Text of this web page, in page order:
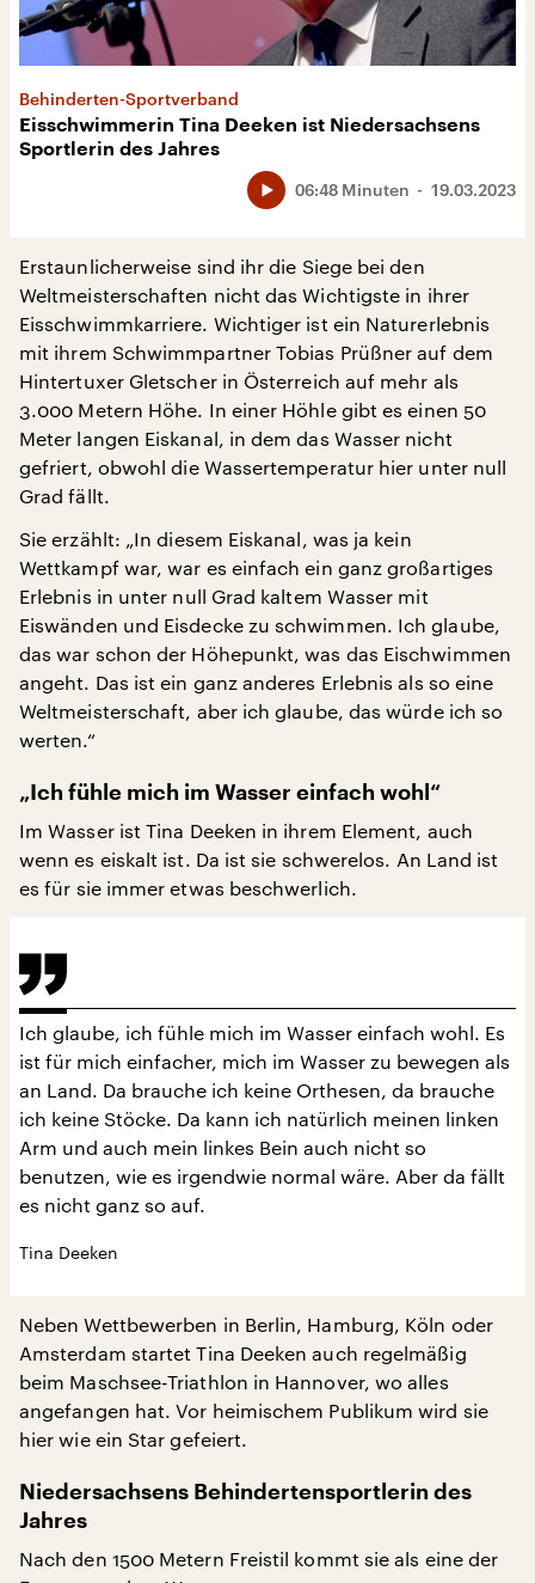
Behinderten-Sportverband
Eisschwimmerin Tina Deeken ist Niedersachsens
Sportlerin des Jahres
19.03.2023
06:48 Minuten
Erstaunlicherweise sind ihr die Siege bei den
Weltmeisterschaften nicht das Wichtigste in ihrer
Eisschwimmkarriere. Wichtiger ist ein Naturerlebnis
mit ihrem Schwimmpartner Tobias Prüßner auf dem
Hintertuxer Gletscher in Österreich auf mehr als
3.000 Metern Höhe. In einer Höhle gibt es einen 50
Meter langen Eiskanal, in dem das Wasser nicht
gefriert, obwohl die Wassertemperatur hier unter null
Grad fällt.
Sie erzählt: „In diesem Eiskanal, was ja kein
Wettkampf war, war es einfach ein ganz großartiges
Erlebnis in unter null Grad kaltem Wasser mit
Eiswänden und Eisdecke zu schwimmen. Ich glaube,
das war schon der Höhepunkt, was das Eischwimmen
angeht. Das ist ein ganz anderes Erlebnis als so eine
Weltmeisterschaft, aber ich glaube, das würde ich so
werten.“
„Ich fühle mich im Wasser einfach wohl“
Im Wasser ist Tina Deeken in ihrem Element, auch
wenn es eiskalt ist. Da ist sie schwerelos. An Land ist
es für sie immer etwas beschwerlich.
Ich glaube, ich fühle mich im Wasser einfach wohl. Es
ist für mich einfacher, mich im Wasser zu bewegen als
an Land. Da brauche ich keine Orthesen, da brauche
ich keine Stöcke. Da kann ich natürlich meinen linken
Arm und auch mein linkes Bein auch nicht so
benutzen, wie es irgendwie normal wäre. Aber da fällt
es nicht ganz so auf.
Tina Deeken
Neben Wettbewerben in Berlin, Hamburg, Köln oder
Amsterdam startet Tina Deeken auch regelmäßig
beim Maschsee-Triathlon in Hannover, wo alles
angefangen hat. Vor heimischem Publikum wird sie
hier wie ein Star gefeiert.
Niedersachsens Behindertensportlerin des
Jahres
Nach den 1500 Metern Freistil kommt sie als eine der